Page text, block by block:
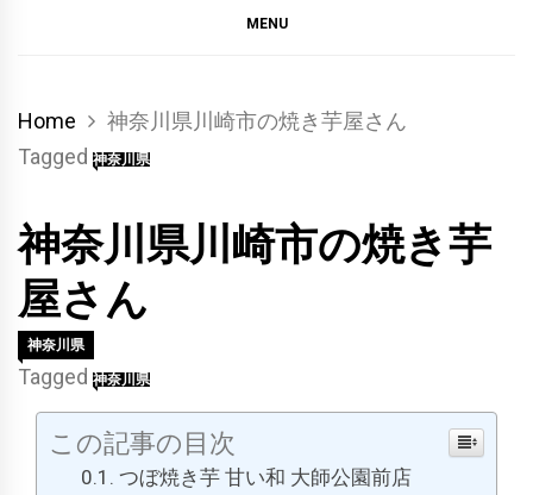
MENU
Home
神奈川県川崎市の焼き芋屋さん
Tagged 神奈川県
神奈川県川崎市の焼き芋
屋さん
神奈川県
Tagged 神奈川県
この記事の目次
つぼ焼き芋 甘い和 大師公園前店